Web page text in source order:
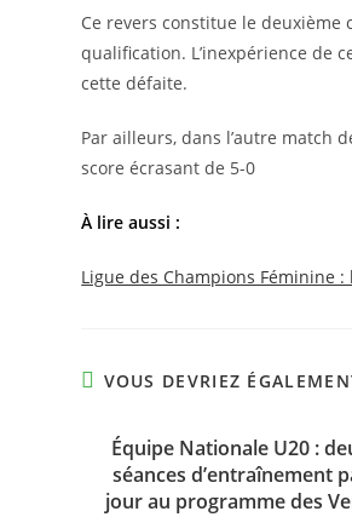
Ce revers constitue le
qualification. L’inexpérience de
cette défaite.
Par ailleurs, dans l’autre match
score écrasant de 5-0
À lire aussi :
Ligue des Champions Féminine :
VOUS DEVRIEZ
Équipe Nationale U20 :
séances d’entraînement
jour au programme des